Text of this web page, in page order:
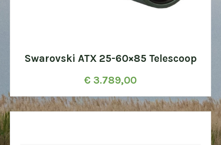
Swarovski ATX 25-60×85 Telescoop
€ 3.789,00